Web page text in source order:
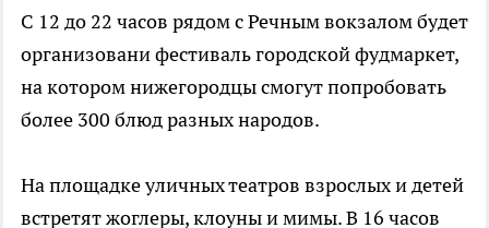
С 12 до 22 часов рядом с Речным вокзалом будет
организовани фестиваль городской фудмаркет,
на котором нижегородцы смогут попробовать
более 300 блюд разных народов.
На площадке уличных театров взрослых и детей
встретят жоглеры, клоуны и мимы. В 16 часов